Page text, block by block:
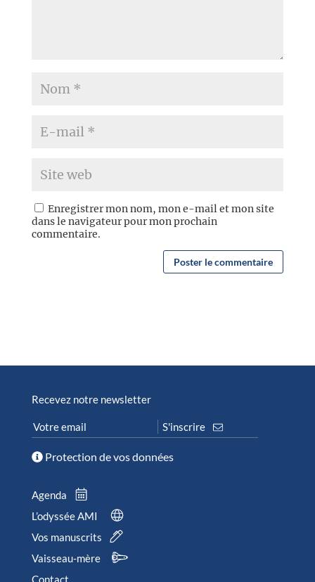
Enregistrer mon nom, mon e-mail et mon site
dans le navigateur pour mon prochain
commentaire.
Recevez notre newsletter
Protection de vos données
Agenda
L’odyssée AMI
Vos manuscrits
Vaisseau-mère
Contact